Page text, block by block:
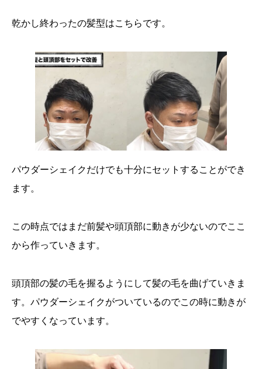
乾かし終わったの髪型はこちらです。
パウダーシェイクだけでも十分にセットすることができ
ます。
この時点ではまだ前髪や頭頂部に動きが少ないのでここ
から作っていきます。
頭頂部の髪の毛を握るようにして髪の毛を曲げていきま
す。パウダーシェイクがついているのでこの時に動きが
でやすくなっています。